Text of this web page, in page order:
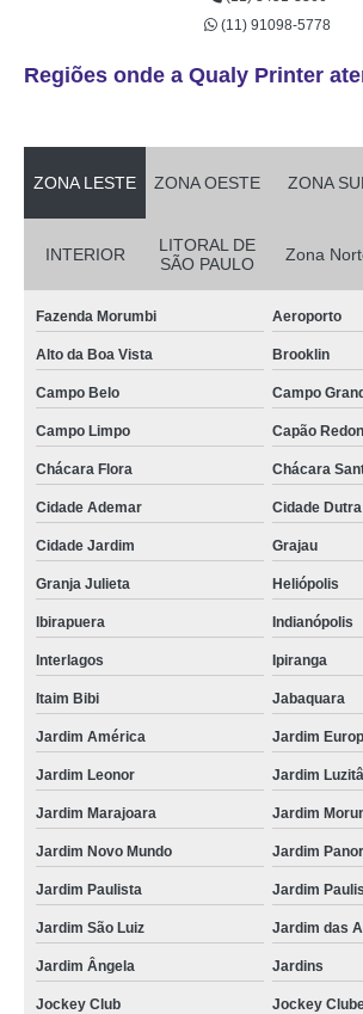
(11) 91098-5778
Regiões onde a Qualy Printer
ZONA LESTE ZONA OESTE ZONA SUL
INTERIOR
LITORAL DE
SÃO PAULO
Zona
Fazenda Morumbi Aeroporto
Alto da Boa Vista Brooklin
Campo Belo Campo
Campo Limpo Capão
Chácara Flora Chácara
Cidade Ademar Cidade Dutra
Cidade Jardim Grajau
Granja Julieta Heliópolis
Ibirapuera Indianópolis
Interlagos Ipiranga
Itaim Bibi Jabaquara
Jardim América Jardim
Jardim Leonor Jardim
Jardim Marajoara Jardim
Jardim Novo Mundo Jardim
Jardim Paulista Jardim
Jardim São Luiz Jardim das
Jardim Ângela Jardins
Jockey Club Jockey